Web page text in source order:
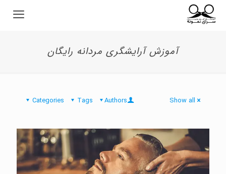
آموزش آرایشگری مردانه رایگان
Categories Tags Authors Show all